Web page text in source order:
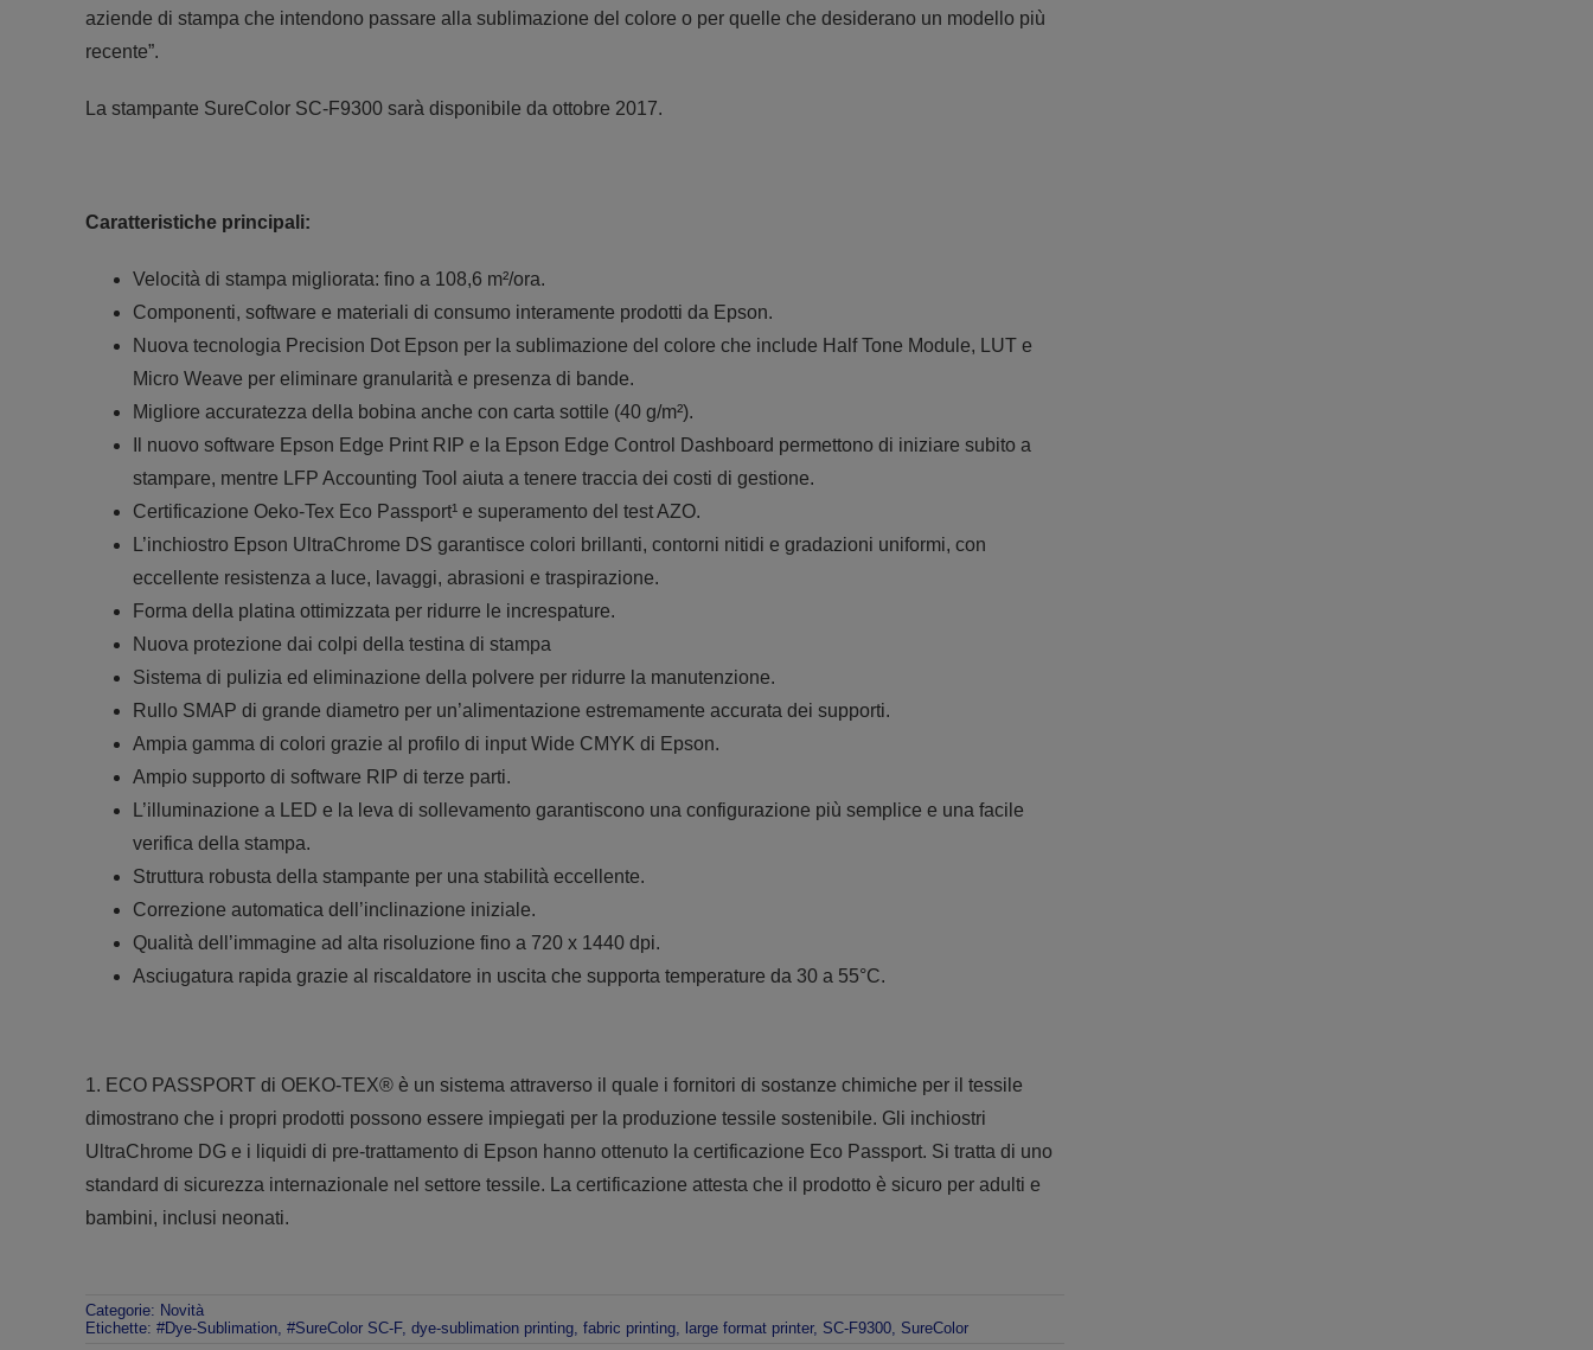
aziende di stampa che intendono passare alla sublimazione del colore o per quelle che desiderano un modello più
recente”.
La stampante SureColor SC-F9300 sarà disponibile da ottobre 2017.
Caratteristiche principali:
Velocità di stampa migliorata: fino a 108,6 m²/ora.
Componenti, software e materiali di consumo interamente prodotti da Epson.
Nuova tecnologia Precision Dot Epson per la sublimazione del colore che include Half Tone Module, LUT e
Micro Weave per eliminare granularità e presenza di bande.
Migliore accuratezza della bobina anche con carta sottile (40 g/m²).
Il nuovo software Epson Edge Print RIP e la Epson Edge Control Dashboard permettono di iniziare subito a
stampare, mentre LFP Accounting Tool aiuta a tenere traccia dei costi di gestione.
Certificazione Oeko-Tex Eco Passport¹ e superamento del test AZO.
L’inchiostro Epson UltraChrome DS garantisce colori brillanti, contorni nitidi e gradazioni uniformi, con
eccellente resistenza a luce, lavaggi, abrasioni e traspirazione.
Forma della platina ottimizzata per ridurre le increspature.
Nuova protezione dai colpi della testina di stampa
Sistema di pulizia ed eliminazione della polvere per ridurre la manutenzione.
Rullo SMAP di grande diametro per un’alimentazione estremamente accurata dei supporti.
Ampia gamma di colori grazie al profilo di input Wide CMYK di Epson.
Ampio supporto di software RIP di terze parti.
L’illuminazione a LED e la leva di sollevamento garantiscono una configurazione più semplice e una facile
verifica della stampa.
Struttura robusta della stampante per una stabilità eccellente.
Correzione automatica dell’inclinazione iniziale.
Qualità dell’immagine ad alta risoluzione fino a 720 x 1440 dpi.
Asciugatura rapida grazie al riscaldatore in uscita che supporta temperature da 30 a 55°C.
1. ECO PASSPORT di OEKO-TEX® è un sistema attraverso il quale i fornitori di sostanze chimiche per il tessile
dimostrano che i propri prodotti possono essere impiegati per la produzione tessile sostenibile. Gli inchiostri
UltraChrome DG e i liquidi di pre-trattamento di Epson hanno ottenuto la certificazione Eco Passport. Si tratta di uno
standard di sicurezza internazionale nel settore tessile. La certificazione attesta che il prodotto è sicuro per adulti e
bambini, inclusi neonati.
Categorie: Novità
Etichette: #Dye-Sublimation, #SureColor SC-F, dye-sublimation printing, fabric printing, large format printer, SC-F9300, SureColor